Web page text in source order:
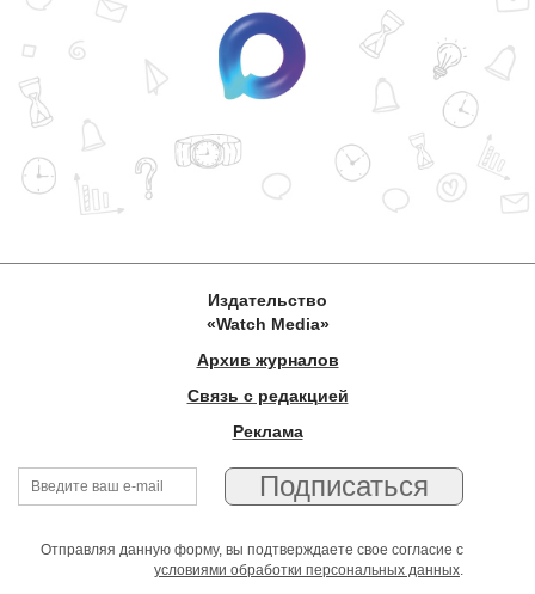
Издательство
«Watch Media»
Архив журналов
Связь с редакцией
Реклама
Отправляя данную форму, вы подтверждаете свое согласие с
условиями обработки персональных данных.